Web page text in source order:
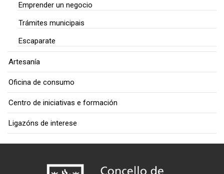
Emprender un negocio
Trámites municipais
Escaparate
Artesanía
Oficina de consumo
Centro de iniciativas e formación
Ligazóns de interese